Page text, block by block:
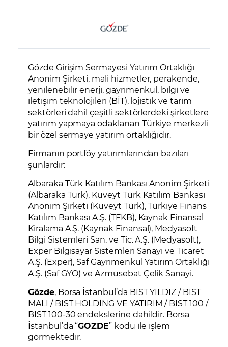
Gözde Girişim Sermayesi Yatırım Ortaklığı
Anonim Şirketi, mali hizmetler, perakende,
yenilenebilir enerji, gayrimenkul, bilgi ve
iletişim teknolojileri (BİT), lojistik ve tarım
sektörleri dahil çeşitli sektörlerdeki şirketlere
yatırım yapmaya odaklanan Türkiye merkezli
bir özel sermaye yatırım ortaklığıdır.
Firmanın portföy yatırımlarından bazıları
şunlardır:
Albaraka Türk Katılım Bankası Anonim Şirketi
(Albaraka Türk), Kuveyt Türk Katılım Bankası
Anonim Şirketi (Kuveyt Türk), Türkiye Finans
Katılım Bankası A.Ş. (TFKB), Kaynak Finansal
Kiralama A.Ş. (Kaynak Finansal), Medyasoft
Bilgi Sistemleri San. ve Tic. A.Ş. (Medyasoft),
Exper Bilgisayar Sistemleri Sanayi ve Ticaret
A.Ş. (Exper), Saf Gayrimenkul Yatırım Ortaklığı
A.Ş. (Saf GYO) ve Azmusebat Çelik Sanayi.
Gözde, Borsa İstanbul’da BIST YILDIZ / BIST
MALİ / BIST HOLDİNG VE YATIRIM / BIST 100 /
BIST 100-30 endekslerine dahildir. Borsa
İstanbul’da “GOZDE” kodu ile işlem
görmektedir.